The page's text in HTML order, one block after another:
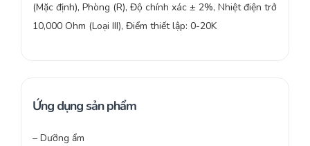
(Mặc định), Phòng (R), Độ chính xác ± 2%, Nhiệt điện trở
10,000 Ohm (Loại III), Điểm thiết lập: 0-20K
Ứng dụng sản phẩm
– Dưỡng ẩm